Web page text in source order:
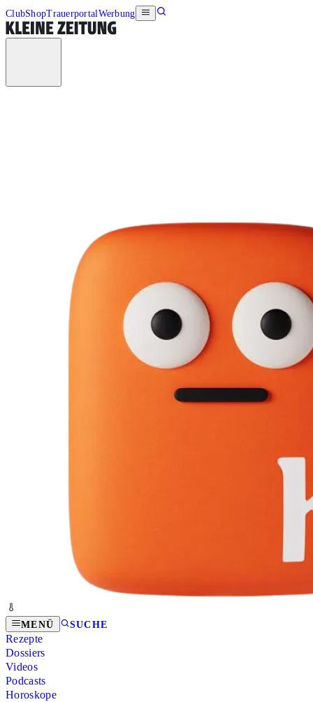
ClubShopTrauerportalWerbung
MENÜ SUCHE
Rezepte
Dossiers
Videos
Podcasts
Horoskope